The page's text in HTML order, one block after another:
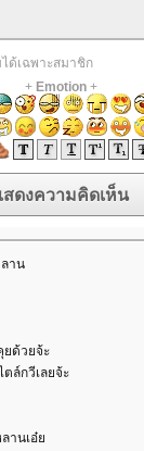
ด้เฉพาะสมาชิก
+ Emotion+
าน
ด้วยจ้ะ
ตล์กวีเลยจ้ะ
ลานเอ๋